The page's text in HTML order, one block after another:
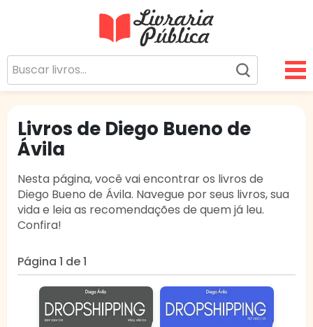
Sua Biblioteca Virtual Gratuita
Livros de Diego Bueno de
Ávila
Nesta página, você vai encontrar os livros de
Diego Bueno de Ávila. Navegue por seus livros, sua
vida e leia as recomendações de quem já leu.
Confira!
Página 1 de 1